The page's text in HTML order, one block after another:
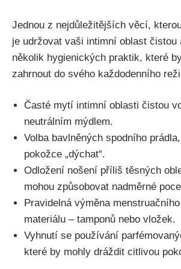
Jednou⁤ z nejdůležitějších⁤ věcí,
je udržovat vaši intimní oblast čistou
několik hygienických praktik, které
zahrnout do svého každodenního
Časté mytí intimní oblasti čistou
neutrálním​ mýdlem.
Volba bavlněných spodního
pokožce „dýchat“.
Odložení nošení příliš ‍těsných
mohou způsobovat ‌nadměrné⁢
Pravidelná výměna
materiálu – tamponů nebo vložek.
Vyhnutí⁤ se používání
které by mohly dráždit citlivou